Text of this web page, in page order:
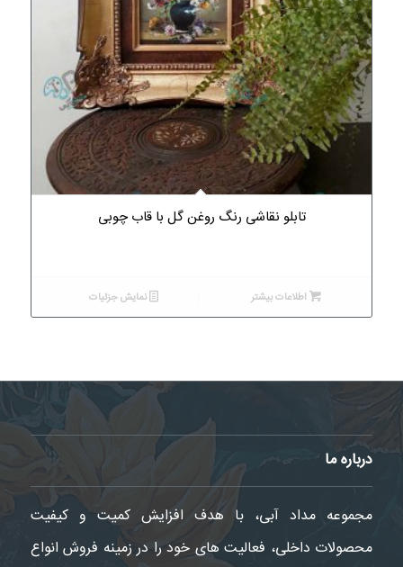
تابلو نقاشی رنگ روغن گل با قاب چوبی
اطلاعات بیشتر نمایش جزئیات
درباره ما
مجموعه مداد آبی، با هدف افزایش کمیت و کیفیت
محصولات داخلی، فعالیت های خود را در زمینه فروش انواع